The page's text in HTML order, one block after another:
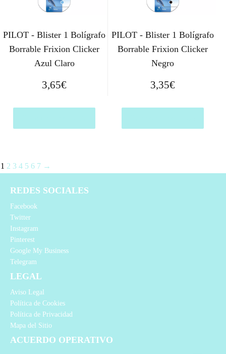
PILOT - Blister 1 Bolígrafo
Borrable Frixion Clicker
Azul Claro
3,65€
PILOT - Blister 1 Bolígrafo
Borrable Frixion Clicker
Negro
3,35€
1 2 3 4 5 6 7 →
REDES SOCIALES
Facebook
Twitter
Instagram
Pinterest
Google My Business
Telegram
LEGAL
Aviso Legal
Política de Cookies
Política de Privacidad
Mapa del Sitio
ACUERDO OPERATIVO